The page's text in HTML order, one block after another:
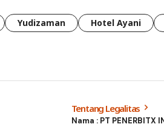
Yudizaman Hotel Ayani
Tentang Legalitas
Nama : PT PENERBITX